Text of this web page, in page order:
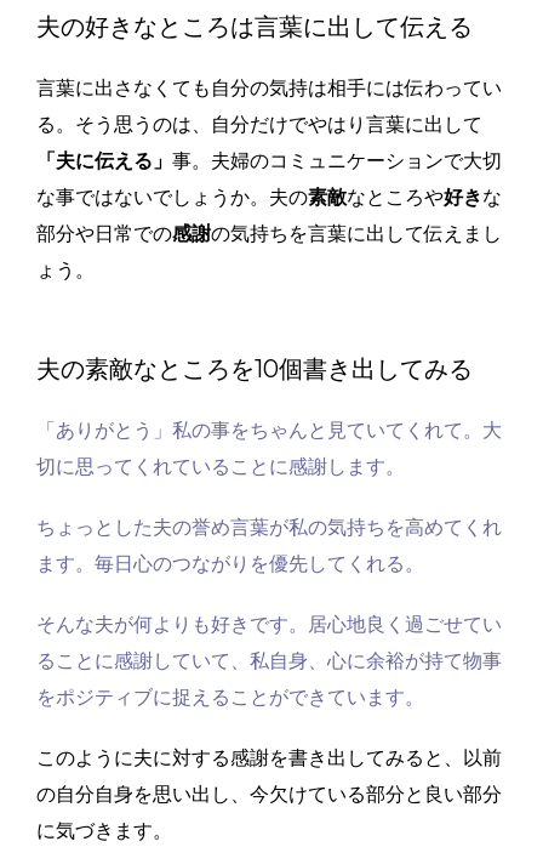
夫の好きなところは言葉に出して伝える
言葉に出さなくても自分の気持は相手には伝わってい
る。そう思うのは、自分だけでやはり言葉に出して
「夫に伝える」 事。夫婦のコミュニケーションで大切
な事ではないでしょうか。 夫の素敵なところや好きな
部分や日常での感謝の気持ちを言葉に出して伝えまし
ょう。
夫の素敵なところを10個書き出してみる
「ありがとう」私の事をちゃんと見ていてくれて。大
切に思ってくれていることに感謝します。
ちょっとした夫の誉め言葉が私の気持ちを高めてくれ
ます。毎日心のつながりを優先してくれる。
そんな夫が何よりも好きです。居心地良く過ごせてい
ることに感謝していて、私自身、心に余裕が持て物事
をポジティブに捉えることができています。
このように夫に対する感謝を書き出してみると、以前
の自分自身を思い出し、今欠けている部分と良い部分
に気づきます。